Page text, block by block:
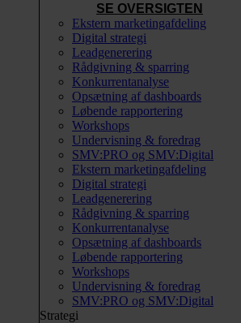
SE OVERSIGTEN
Ekstern marketingafdeling
Digital strategi
Leadgenerering
Rådgivning & sparring
Konkurrentanalyse
Opsætning af dashboards
Løbende rapportering
Workshops
Undervisning & foredrag
SMV:PRO og SMV:Digital
Ekstern marketingafdeling
Digital strategi
Leadgenerering
Rådgivning & sparring
Konkurrentanalyse
Opsætning af dashboards
Løbende rapportering
Workshops
Undervisning & foredrag
SMV:PRO og SMV:Digital
Strategi